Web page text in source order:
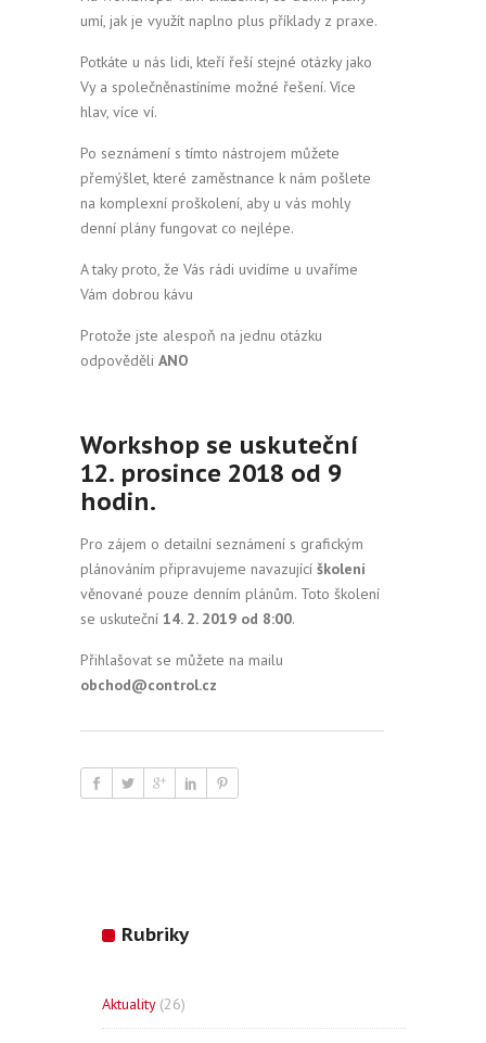
umí, jak je využít naplno plus příklady z praxe.
Potkáte u nás lidi, kteří řeší stejné otázky jako
Vy a společněnastíníme možné řešení. Více
hlav, více ví.
Po seznámení s tímto nástrojem můžete
přemýšlet, které zaměstnance k nám pošlete
na komplexní proškolení, aby u vás mohly
denní plány fungovat co nejlépe.
A taky proto, že Vás rádi uvidíme u uvaříme
Vám dobrou kávu
Protože jste alespoň na jednu otázku
odpověděli ANO
Workshop se uskuteční
12. prosince 2018 od 9
hodin.
Pro zájem o detailní seznámení s grafickým
plánováním připravujeme navazující školení
věnované pouze denním plánům. Toto školení
se uskuteční 14. 2. 2019 od 8:00.
Přihlašovat se můžete na mailu
obchod@control.cz
Rubriky
Aktuality(26)